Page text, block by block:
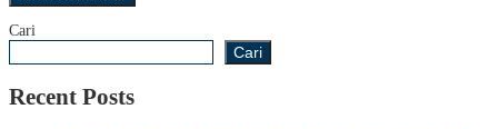
Cari
Cari
Recent Posts